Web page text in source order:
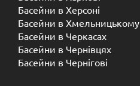
Басейни в Херсоні
Басейни в Хмельницькому
Басейни в Черкасах
Басейни в Чернівцях
Басейни в Чернігові